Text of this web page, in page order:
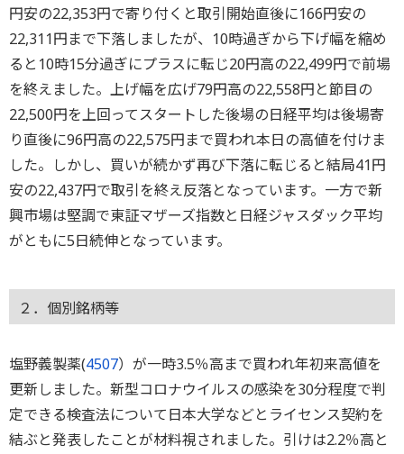
円安の22,353円で寄り付くと取引開始直後に166円安の
22,311円まで下落しましたが、10時過ぎから下げ幅を縮め
ると10時15分過ぎにプラスに転じ20円高の22,499円で前場
を終えました。上げ幅を広げ79円高の22,558円と節目の
22,500円を上回ってスタートした後場の日経平均は後場寄
り直後に96円高の22,575円まで買われ本日の高値を付けま
した。しかし、買いが続かず再び下落に転じると結局41円
安の22,437円で取引を終え反落となっています。一方で新
興市場は堅調で東証マザーズ指数と日経ジャスダック平均
がともに5日続伸となっています。
２．個別銘柄等
塩野義製薬(4507）が一時3.5％高まで買われ年初来高値を
更新しました。新型コロナウイルスの感染を30分程度で判
定できる検査法について日本大学などとライセンス契約を
結ぶと発表したことが材料視されました。引けは2.2％高と